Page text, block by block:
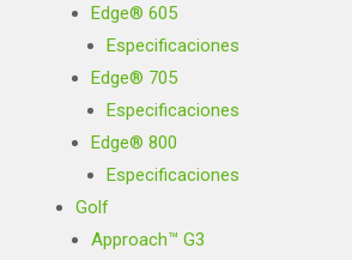
Edge® 605
Especificaciones
Edge® 705
Especificaciones
Edge® 800
Especificaciones
Golf
Approach™ G3